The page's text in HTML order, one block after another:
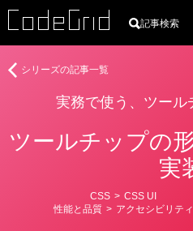
記事検索
実務で使う、ツール
ツールチップの
実
テ
CSS > CSS UI
性能と品質 > アクセシビリティ
者
実
う、
シリーズの記事一覧